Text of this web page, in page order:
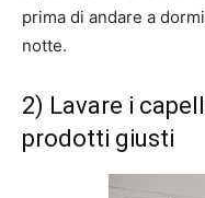
prima di andare a
notte.
2) Lavare i
prodotti giusti